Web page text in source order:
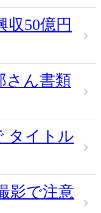
収50億円
さん書類
タイトル
影で注意